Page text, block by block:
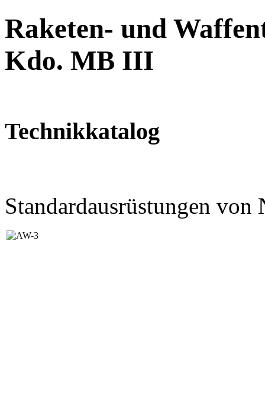
Raketen- und
Kdo. MB III
Technikkatalog
Standardausrüstungen von